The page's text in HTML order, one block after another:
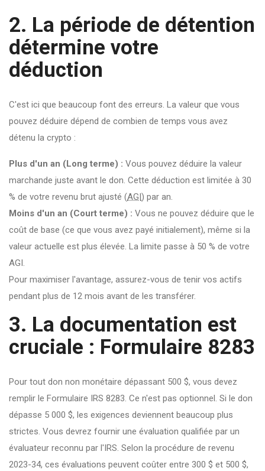
2. La période de détention
détermine votre
déduction
C'est ici que beaucoup font des erreurs. La valeur que vous
pouvez déduire dépend de combien de temps vous avez
détenu la crypto :
Plus d'un an (Long terme) : Vous pouvez déduire la valeur
marchande juste avant le don. Cette déduction est limitée à 30
% de votre revenu brut ajusté (AGI) par an.
Moins d'un an (Court terme) : Vous ne pouvez déduire que le
coût de base (ce que vous avez payé initialement), même si la
valeur actuelle est plus élevée. La limite passe à 50 % de votre
AGI.
Pour maximiser l'avantage, assurez-vous de tenir vos actifs
pendant plus de 12 mois avant de les transférer.
3. La documentation est
cruciale : Formulaire 8283
Pour tout don non monétaire dépassant 500 $, vous devez
remplir le Formulaire IRS 8283. Ce n'est pas optionnel. Si le don
dépasse 5 000 $, les exigences deviennent beaucoup plus
strictes. Vous devrez fournir une évaluation qualifiée par un
évaluateur reconnu par l'IRS. Selon la procédure de revenu
2023-34, ces évaluations peuvent coûter entre 300 $ et 500 $,